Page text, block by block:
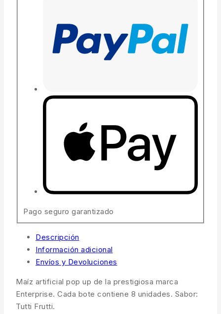
Pago seguro garantizado
Descripción
Información adicional
Envíos y Devoluciones
Maíz artificial pop up de la prestigiosa marca
Enterprise. Cada bote contiene 8 unidades. Sabor:
Tutti Frutti.